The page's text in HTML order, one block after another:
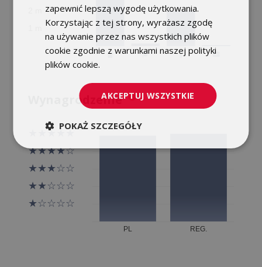
Wynagrodzenie
zapewnić lepszą wygodę użytkowania.
Korzystając z tej strony, wyrażasz zgodę
na używanie przez nas wszystkich plików
cookie zgodnie z warunkami naszej polityki
plików cookie.
AKCEPTUJ WSZYSTKIE
POKAŻ SZCZEGÓŁY